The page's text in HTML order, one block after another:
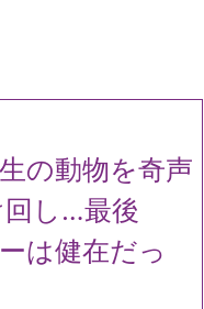
の動物を奇声
し…最後
は健在だっ